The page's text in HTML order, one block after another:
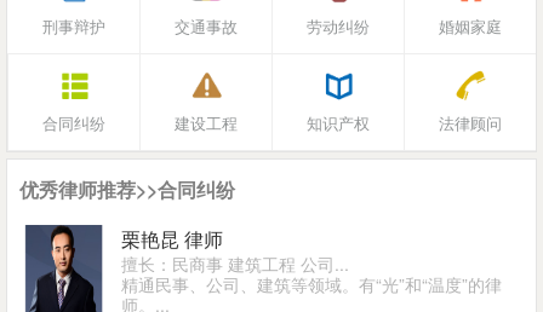
刑事辩护 交通事故 劳动纠纷 婚姻家庭
合同纠纷 建设工程 知识产权 法律顾问
优秀律师推荐>>合同纠纷
栗艳昆 律师
擅长：民商事 建筑工程 公司...
精通民事、公司、建筑等领域。有“光”和“温度”的律
师。...